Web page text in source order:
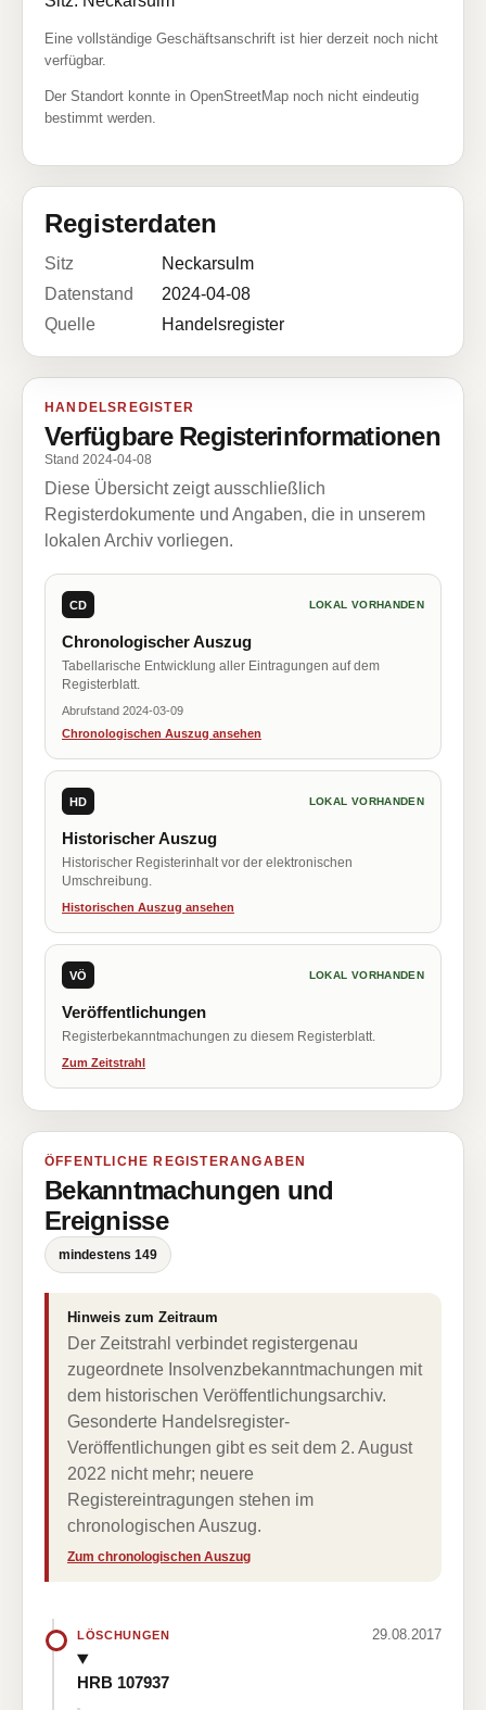
Eine vollständige Geschäftsanschrift ist hier derzeit noch nicht
verfügbar.
Der Standort konnte in OpenStreetMap noch nicht eindeutig
bestimmt werden.
Registerdaten
Sitz
Neckarsulm
Datenstand
2024-04-08
Quelle
Handelsregister
HANDELSREGISTER
Verfügbare Registerinformationen
Stand 2024-04-08
Diese Übersicht zeigt ausschließlich
Registerdokumente und Angaben, die in unserem
lokalen Archiv vorliegen.
CD LOKAL VORHANDEN
Chronologischer Auszug
Tabellarische Entwicklung aller Eintragungen auf dem
Registerblatt.
Abrufstand 2024-03-09
Chronologischen Auszug ansehen
HD LOKAL VORHANDEN
Historischer Auszug
Historischer Registerinhalt vor der elektronischen
Umschreibung.
Historischen Auszug ansehen
VÖ LOKAL VORHANDEN
Veröffentlichungen
Registerbekanntmachungen zu diesem Registerblatt.
Zum Zeitstrahl
ÖFFENTLICHE REGISTERANGABEN
Bekanntmachungen und
Ereignisse
mindestens 149
Hinweis zum Zeitraum
Der Zeitstrahl verbindet registergenau
zugeordnete Insolvenzbekanntmachungen mit
dem historischen Veröffentlichungsarchiv.
Gesonderte Handelsregister-
Veröffentlichungen gibt es seit dem 2. August
2022 nicht mehr; neuere
Registereintragungen stehen im
chronologischen Auszug.
Zum chronologischen Auszug
LÖSCHUNGEN 29.08.2017
HRB 107937